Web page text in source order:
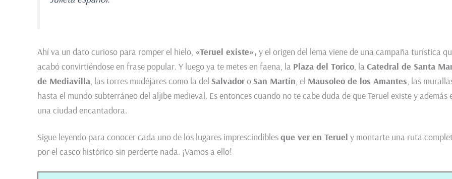
Ahí va un dato curioso para romper el hielo, «Teruel existe», y el origen del lema viene de una campaña turística
acabó convirtiéndose en frase popular. Y luego ya te metes en faena, la Plaza del Torico, la Catedral de Santa
de Mediavilla, las torres mudéjares como la del SalvadoroSan Martín, el Mausoleo de los Amantes, las
hasta el mundo subterráneo del aljibe medieval. Es entonces cuando no te cabe duda de que Teruel existe y además
una ciudad encantadora.
Sigue leyendo para conocer cada uno de los lugares imprescindiblesque ver en Teruel y montarte una ruta
por el casco histórico sin perderte nada. ¡Vamos a ello!